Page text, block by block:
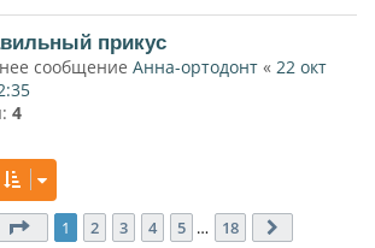
прикус
сообщение Анна-ортодонт « 22 окт
4
Страница 1из 18
1 2 3 4 5 … 18